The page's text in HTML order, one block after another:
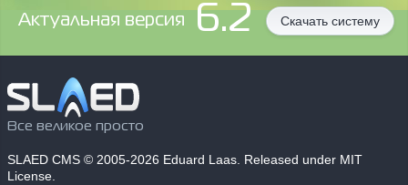
Aктуальная версия 6.2 Скачать систему
Все великое просто
SLAED CMS © 2005-2026 Eduard Laas. Released under MIT
License.